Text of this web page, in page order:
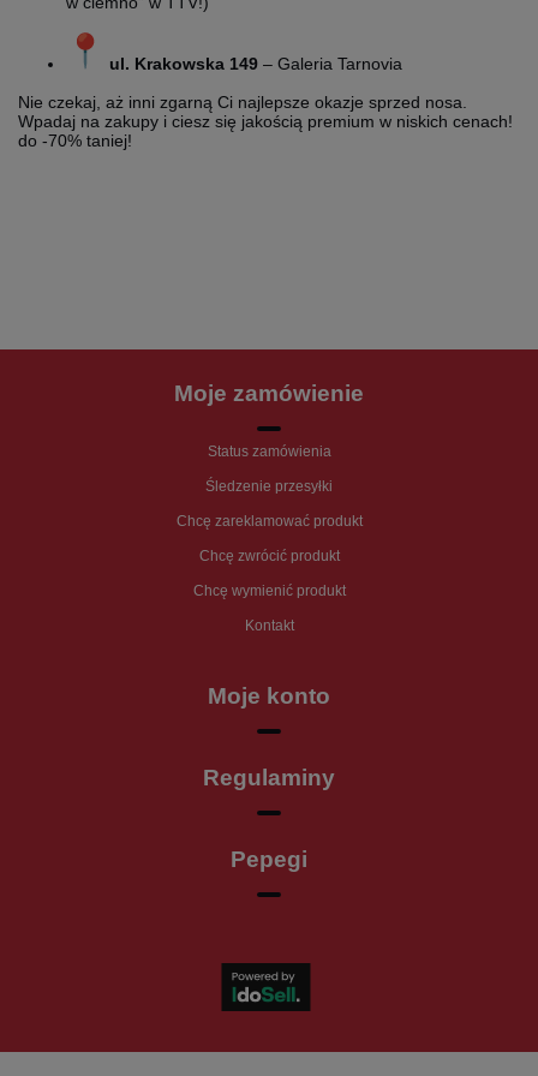
ul. Krakowska 149 – Galeria Tarnovia
Nie czekaj, aż inni zgarną Ci najlepsze okazje sprzed nosa.
Wpadaj na zakupy i ciesz się jakością premium w niskich cenach!
do -70% taniej!
Moje zamówienie
Status zamówienia
Śledzenie przesyłki
Chcę zareklamować produkt
Chcę zwrócić produkt
Chcę wymienić produkt
Kontakt
Moje konto
Regulaminy
Pepegi